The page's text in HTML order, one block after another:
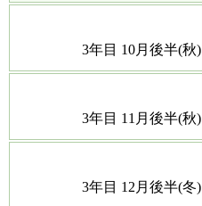
3年目 10月後半(秋)
3年目 11月後半(秋)
3年目 12月後半(冬)